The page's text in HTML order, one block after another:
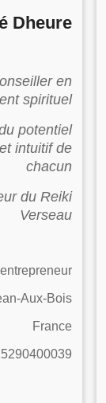
Dheure
en
spirituel
potentiel
intuitif de
chacun
du Reiki
Verseau
Aux-Bois
France